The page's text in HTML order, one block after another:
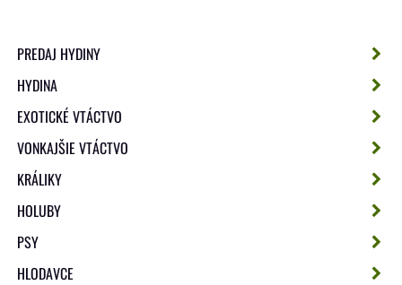
PREDAJ HYDINY
HYDINA
EXOTICKÉ VTÁCTVO
VONKAJŠIE VTÁCTVO
KRÁLIKY
HOLUBY
PSY
HLODAVCE